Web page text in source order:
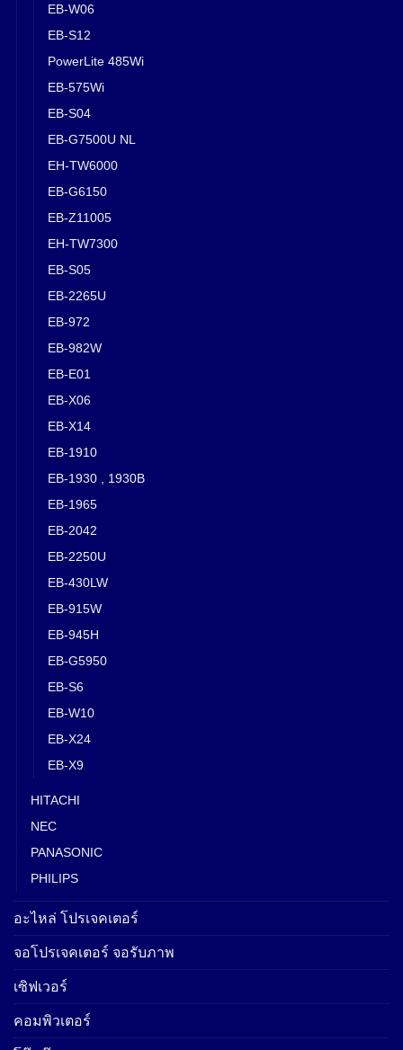
EB-W06
EB-S12
PowerLite 485Wi
EB-575Wi
EB-S04
EB-G7500U NL
EH-TW6000
EB-G6150
EB-Z11005
EH-TW7300
EB-S05
EB-2265U
EB-972
EB-982W
EB-E01
EB-X06
EB-X14
EB-1910
EB-1930 , 1930B
EB-1965
EB-2042
EB-2250U
EB-430LW
EB-915W
EB-945H
EB-G5950
EB-S6
EB-W10
EB-X24
EB-X9
HITACHI
NEC
PANASONIC
PHILIPS
อะไหล่ โปรเจคเตอร์
จอโปรเจคเตอร์ จอรับภาพ
เซิฟเวอร์
คอมพิวเตอร์